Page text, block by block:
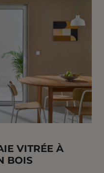
VITRÉE À
BOIS